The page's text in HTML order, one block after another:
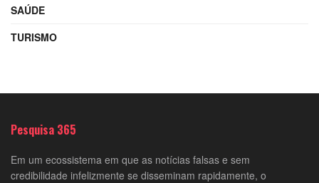
SAÚDE
TURISMO
Pesquisa 365
Em um ecossistema em que as notícias falsas e sem
credibilidade infelizmente se disseminam rapidamente, o